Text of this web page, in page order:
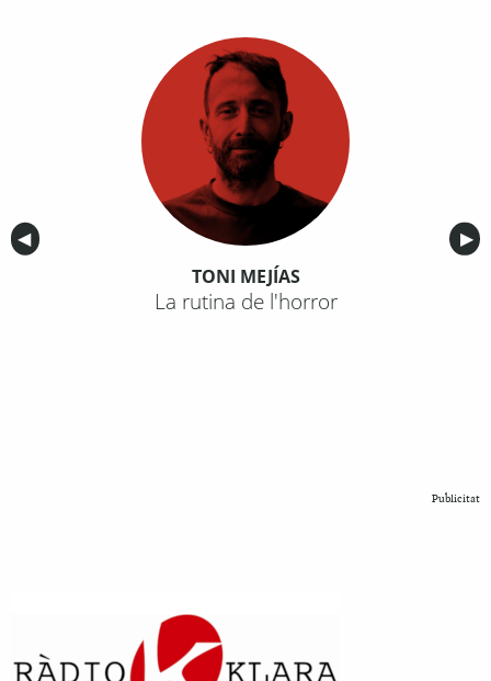
Anterior
◀︎ ▶︎
TONI MEJÍAS
La rutina de l'horror
Publicitat